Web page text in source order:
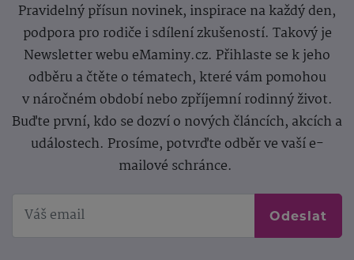
Pravidelný přísun novinek, inspirace na každý den,
podpora pro rodiče i sdílení zkušeností. Takový je
Newsletter webu eMaminy.cz. Přihlaste se k jeho
odběru a čtěte o tématech, které vám pomohou
v náročném období nebo zpříjemní rodinný život.
Buďte první, kdo se dozví o nových článcích, akcích a
událostech. Prosíme, potvrďte odběr ve vaší e-
mailové schránce.
Odeslat